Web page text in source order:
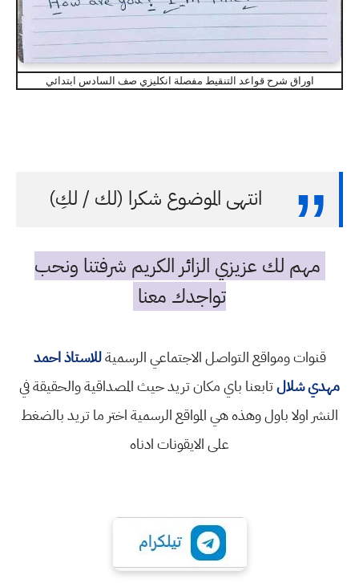
اوراق شرح قواعد التنقيط مفصلة انكليزي صف السادس ابتدائي
انتهى الموضوع شكرا (لك / لكِ)
مهم لك عزيزي الزائر الكريم شرفتنا ونحب
تواجدك معنا
قنوات ومواقع التواصل الاجتماعي الرسميةللاستاذ احمد
مهدي شلالتابعنا باي مكان تريد حيث المصداقية والحقيقة في
النشر اولا باول وهذه هي المواقع الرسمية اختر ما تريد بالضغط
على الايقونات ادناه